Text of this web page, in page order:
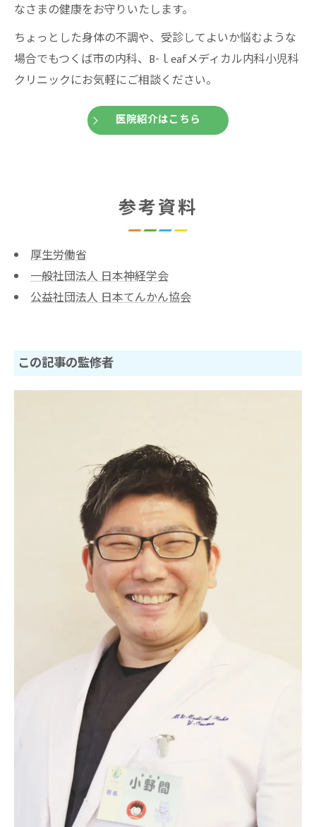
なさまの健康をお守りいたします。
ちょっとした身体の不調や、受診してよいか悩むような
場合でもつくば市の内科、B-ｌeafメディカル内科小児科
クリニックにお気軽にご相談ください。
医院紹介はこちら
参考資料
厚生労働省
一般社団法人 日本神経学会
公益社団法人 日本てんかん協会
この記事の監修者